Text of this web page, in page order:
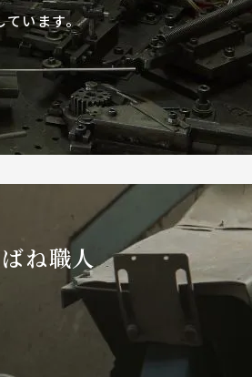
ています。
ね職人